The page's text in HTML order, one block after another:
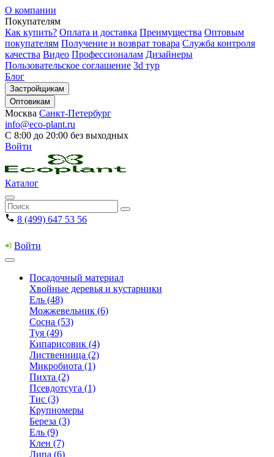
О компании
Покупателям
Как купить? Оплата и доставка Преимущества Оптовым
покупателям Получение и возврат товара Служба контроля
качества Видео Профессионалам Дизайнеры
Пользовательское соглашение 3d тур
Блог
Застройщикам
Оптовикам
Москва Санкт-Петербург
info@eco-plant.ru
С 8:00 до 20:00 без выходных
Войти
Каталог
8 (499) 647 53 56
Войти
Посадочный материал
Хвойные деревья и кустарники
Ель (48)
Можжевельник (6)
Сосна (53)
Туя (49)
Кипарисовик (4)
Лиственница (2)
Микробиота (1)
Пихта (2)
Псевдотсуга (1)
Тис (3)
Крупномеры
Береза (3)
Ель (9)
Клен (7)
Липа (6)